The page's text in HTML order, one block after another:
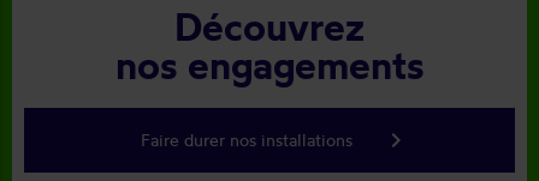
Découvrez
nos engagements
Faire durer nos installations keyboard_arrow_right